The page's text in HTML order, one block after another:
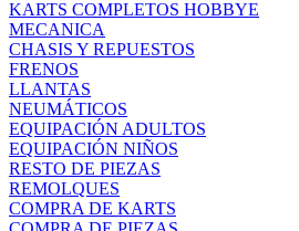
KARTS COMPLETOS HOBBYE
MECANICA
CHASIS Y REPUESTOS
FRENOS
LLANTAS
NEUMÁTICOS
EQUIPACIÓN ADULTOS
EQUIPACIÓN NIÑOS
RESTO DE PIEZAS
REMOLQUES
COMPRA DE KARTS